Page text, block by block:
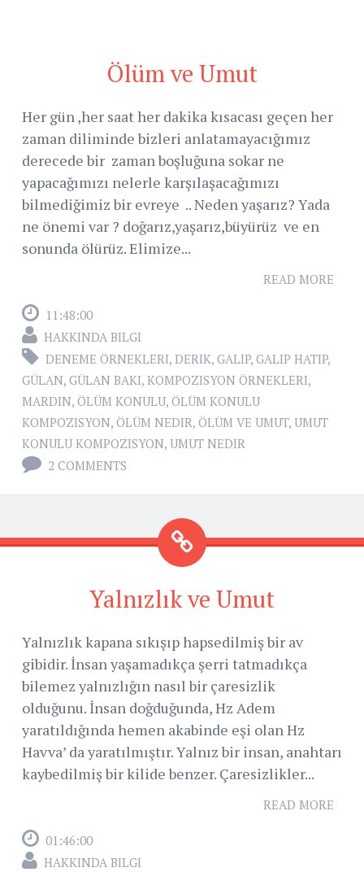
Ölüm ve Umut
Her gün ,her saat her dakika kısacası geçen her
zaman diliminde bizleri anlatamayacığımız
derecede bir zaman boşluğuna sokar ne
yapacağımızı nelerle karşılaşacağımızı
bilmediğimiz bir evreye .. Neden yaşarız? Yada
ne önemi var ? doğarız,yaşarız,büyürüz ve en
sonunda ölürüz. Elimize...
READ MORE
11:48:00
HAKKINDA BILGI
DENEME ÖRNEKLERI, DERIK, GALIP, GALIP HATIP,
GÜLAN, GÜLAN BAKI, KOMPOZISYON ÖRNEKLERI,
MARDIN, ÖLÜM KONULU, ÖLÜM KONULU
KOMPOZISYON, ÖLÜM NEDIR, ÖLÜM VE UMUT, UMUT
KONULU KOMPOZISYON, UMUT NEDIR
2 COMMENTS
Yalnızlık ve Umut
Yalnızlık kapana sıkışıp hapsedilmiş bir av
gibidir. İnsan yaşamadıkça şerri tatmadıkça
bilemez yalnızlığın nasıl bir çaresizlik
olduğunu. İnsan doğduğunda, Hz Adem
yaratıldığında hemen akabinde eşi olan Hz
Havva’ da yaratılmıştır. Yalnız bir insan, anahtarı
kaybedilmiş bir kilide benzer. Çaresizlikler...
READ MORE
01:46:00
HAKKINDA BILGI